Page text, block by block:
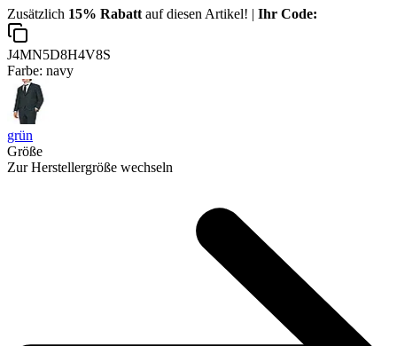
Zusätzlich 15% Rabatt auf diesen Artikel! | Ihr Code:
J4MN5D8H4V8S
Farbe: navy
grün
Größe
Zur Herstellergröße wechseln